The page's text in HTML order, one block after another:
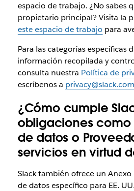
espacio de trabajo. ¿No sabes
propietario principal? Visita la
este espacio de trabajo para
Para las categorías específicas
información recopilada y
consulta nuestra Política de
escríbenos a privacy@slack.com
¿Cómo cumple
obligaciones como
de datos o
servicios en virtud
Slack también ofrece un
de datos específico para EE.